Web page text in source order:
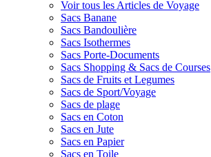
Voir tous les Articles de Voyage
Sacs Banane
Sacs Bandoulière
Sacs Isothermes
Sacs Porte-Documents
Sacs Shopping & Sacs de Courses
Sacs de Fruits et Legumes
Sacs de Sport/Voyage
Sacs de plage
Sacs en Coton
Sacs en Jute
Sacs en Papier
Sacs en Toile